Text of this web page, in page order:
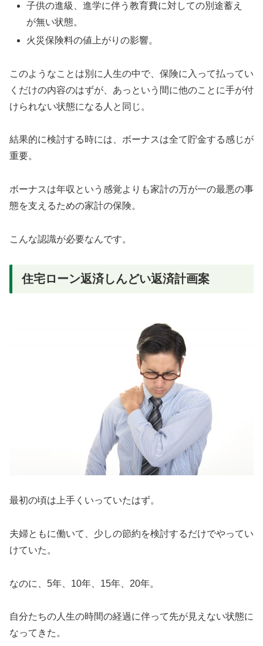
子供の進級、進学に伴う教育費に対しての別途蓄え
が無い状態。
火災保険料の値上がりの影響。
このようなことは別に人生の中で、保険に入って払ってい
くだけの内容のはずが、あっという間に他のことに手が付
けられない状態になる人と同じ。
結果的に検討する時には、ボーナスは全て貯金する感じが
重要。
ボーナスは年収という感覚よりも家計の万が一の最悪の事
態を支えるための家計の保険。
こんな認識が必要なんです。
住宅ローン返済しんどい返済計画案
最初の頃は上手くいっていたはず。
夫婦ともに働いて、少しの節約を検討するだけでやってい
けていた。
なのに、5年、10年、15年、20年。
自分たちの人生の時間の経過に伴って先が見えない状態に
なってきた。